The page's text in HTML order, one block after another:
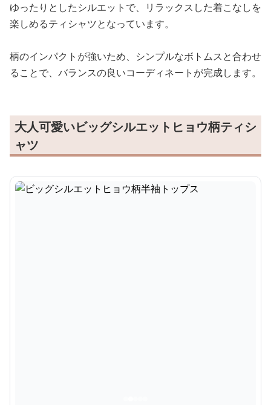
ゆったりとしたシルエットで、リラックスした着こなしを
楽しめるティシャツとなっています。
柄のインパクトが強いため、シンプルなボトムスと合わせ
ることで、バランスの良いコーディネートが完成します。
大人可愛いビッグシルエットヒョウ柄ティシ
ャツ